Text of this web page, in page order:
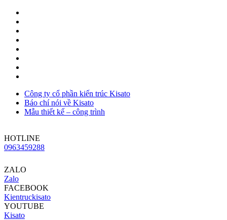
Công ty cổ phần kiến trúc Kisato
Báo chí nói về Kisato
Mẫu thiết kế – công trình
HOTLINE
0963459288
ZALO
Zalo
FACEBOOK
Kientruckisato
YOUTUBE
Kisato